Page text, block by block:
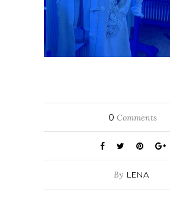
0 Comments
By LENA